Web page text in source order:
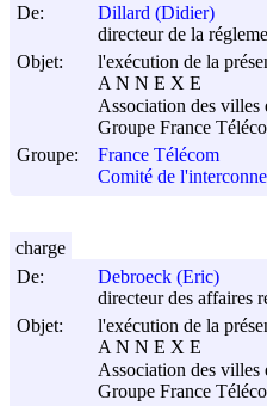
De:
Dillard (Didier)
directeur de la
Objet:
l'exécution de la
A N N E X E
Association des villes
Groupe France
Groupe:
France Télécom
Comité de
De:
Debroeck (Eric)
directeur des affaires
Objet:
l'exécution de la
A N N E X E
Association des villes
Groupe France
charge